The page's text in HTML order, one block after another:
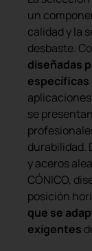
un
calidad y la
desbaste.
diseñadas
específicas
se
durabilidad.
y aceros
CÓNICO,
posición
que se
exigentes